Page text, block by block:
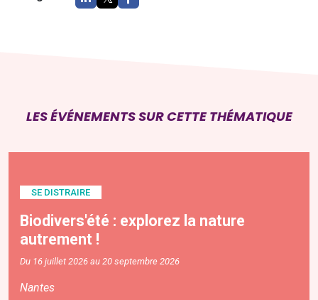
LES ÉVÉNEMENTS SUR CETTE THÉMATIQUE
SE DISTRAIRE
Biodivers'été : explorez la nature
autrement !
Du 16 juillet 2026 au 20 septembre 2026
Nantes